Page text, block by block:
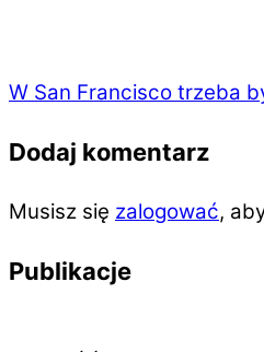
W San Francisco trzeba
Dodaj komentarz
Musisz się zalogować,
Publikacje